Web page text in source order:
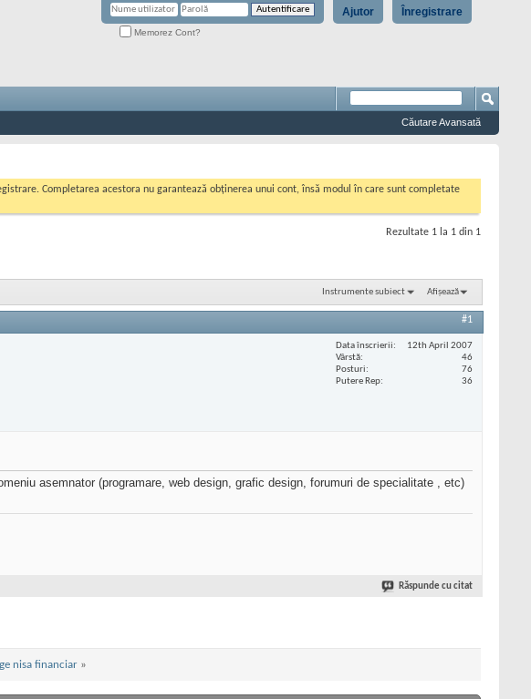
Înregistrare
Ajutor
Memorez Cont?
Căutare Avansată
Completarea acestora nu garantează obținerea unui cont, însă modul în care sunt completate
Rezultate 1 la 1 din 1
Instrumente subiect Afișează
#1
Data înscrierii
12th April 2007
Vârstă
46
Posturi
76
Putere Rep
36
asemnator (programare, web design, grafic design, forumuri de specialitate , etc)
Răspunde cu citat
nisa financiar »